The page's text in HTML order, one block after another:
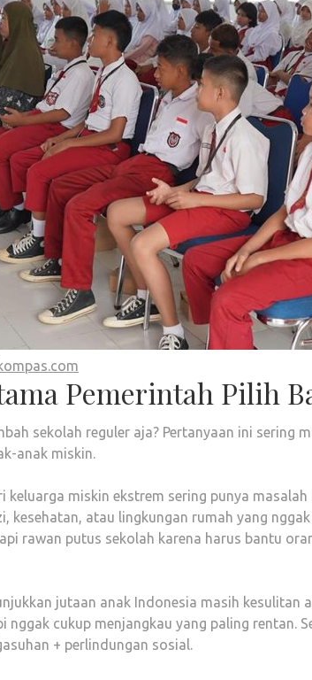
Pemerintah Pilih
sekolah reguler aja? Pertanyaan ini sering
anak miskin.
keluarga miskin ekstrem sering punya
kesehatan, atau lingkungan rumah yang
rawan putus sekolah karena harus bantu
jutaan anak Indonesia masih kesulitan
nggak cukup menjangkau yang paling rentan.
+ perlindungan sosial.